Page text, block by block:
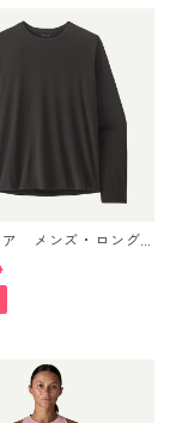
ア メンズ・ロング
キャプリーン・ク
リー・シャツ Black